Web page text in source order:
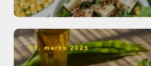
05. marts 2025